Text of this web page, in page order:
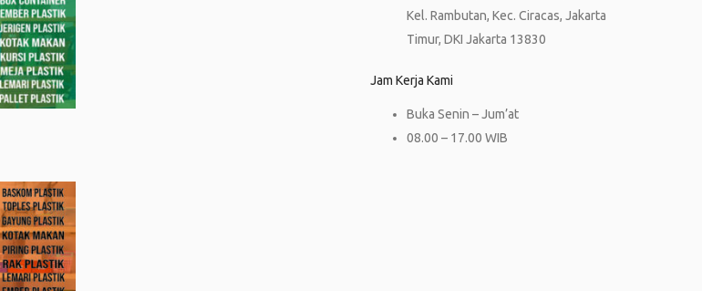
Kel. Rambutan, Kec. Ciracas, Jakarta
Timur, DKI Jakarta 13830
Jam Kerja Kami
Buka Senin – Jum’at
08.00 – 17.00 WIB